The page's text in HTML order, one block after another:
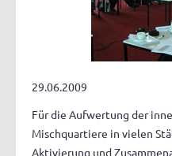
29.06.2009
Für die Aufwertung der
Mischquartiere in vielen
Aktivierung und